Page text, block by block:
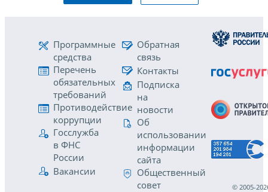
Программные
средства
Перечень
обязательных
требований
Противодействие
коррупции
Госслужба
в ФНС
России
Вакансии
Обратная
связь
Контакты
Подписка
на
новости
Об
использовании
информации
сайта
Общественный
совет
© 2005-